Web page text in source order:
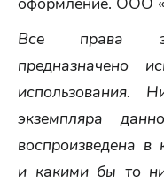
Все права
предназначено
использования.
экземпляра
воспроизведена
и какими бы то